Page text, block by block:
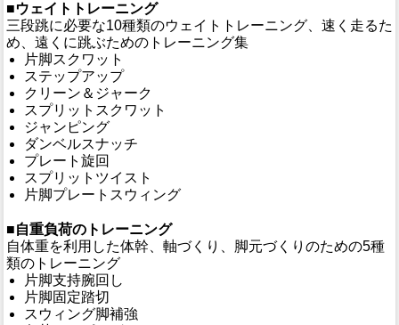
■ウェイトトレーニング
三段跳に必要な10種類のウェイトトレーニング、速く走るた
め、遠くに跳ぶためのトレーニング集
片脚スクワット
ステップアップ
クリーン＆ジャーク
スプリットスクワット
ジャンピング
ダンベルスナッチ
プレート旋回
スプリットツイスト
片脚プレートスウィング
■自重負荷のトレーニング
自体重を利用した体幹、軸づくり、脚元づくりのための5種
類のトレーニング
片脚支持腕回し
片脚固定踏切
スウィング脚補強